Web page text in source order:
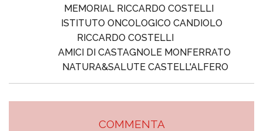
MEMORIAL RICCARDO COSTELLI
ISTITUTO ONCOLOGICO CANDIOLO
RICCARDO COSTELLI
AMICI DI CASTAGNOLE MONFERRATO
NATURA&SALUTE CASTELL'ALFERO
COMMENTA